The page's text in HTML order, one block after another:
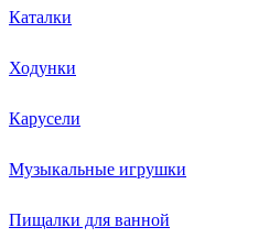
Каталки
Ходунки
Карусели
Музыкальные игрушки
Пищалки для ванной